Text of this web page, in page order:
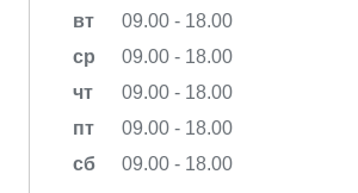
вт
09.00 - 18.00
ср
09.00 - 18.00
чт
09.00 - 18.00
пт
09.00 - 18.00
сб
09.00 - 18.00